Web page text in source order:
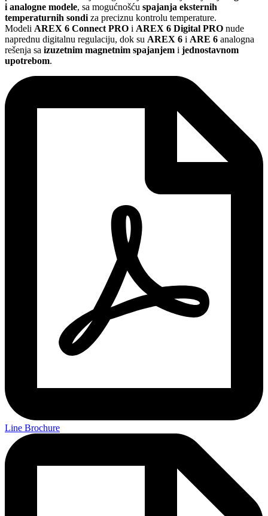
i analogne modele, sa mogućnošću spajanja eksternih
temperaturnih sondi za preciznu kontrolu temperature.
Modeli AREX 6 Connect PRO i AREX 6 Digital PRO nude
naprednu digitalnu regulaciju, dok su AREX 6 i ARE 6 analogna
rešenja sa izuzetnim magnetnim spajanjem i jednostavnom
upotrebom.
Line Brochure